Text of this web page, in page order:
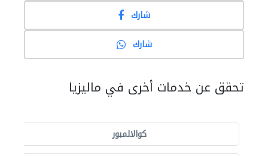
شارك
شارك
تحقق عن خدمات أخرى في ماليزيا
كوالالمبور